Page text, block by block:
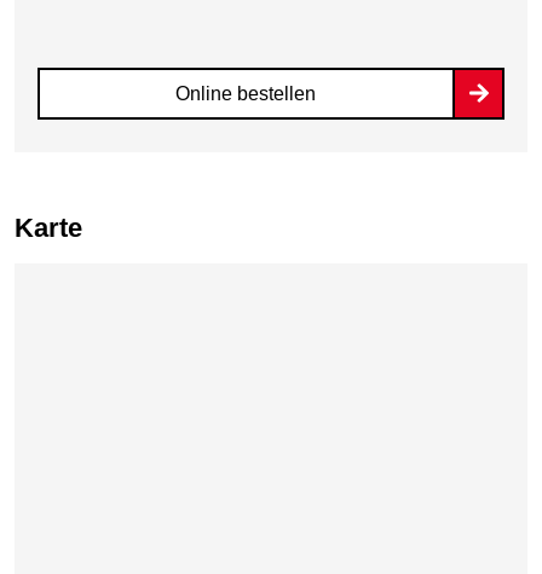
Online bestellen
Karte